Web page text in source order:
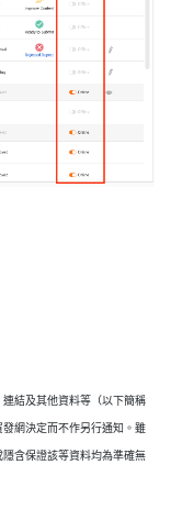
結及其他資料等（以下簡稱
發網決定而不作另行通知。雖
含保證該等資料均為準確無